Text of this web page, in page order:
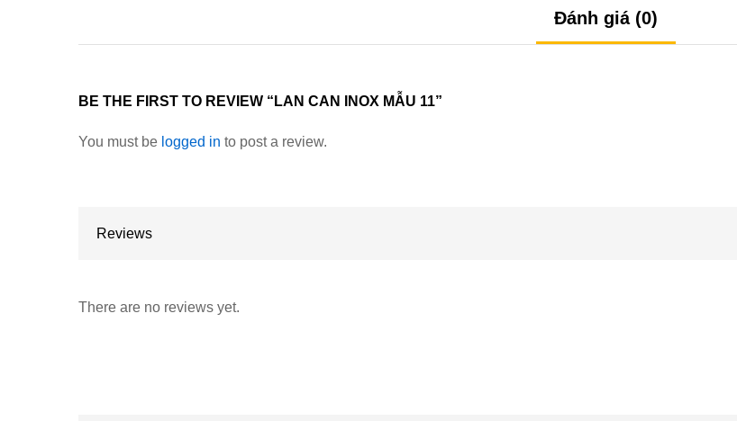
Đánh giá (0)
BE THE FIRST TO REVIEW “LAN CAN INOX MẪU 11”
You must be logged in to post a review.
Reviews
There are no reviews yet.